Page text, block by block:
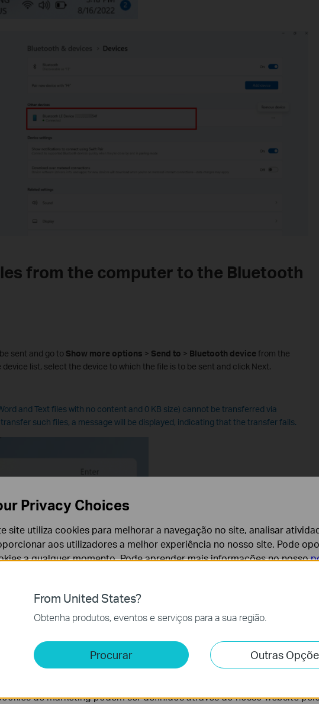
from the computer to the Bluetooth
sent and go to Show more options > Send to > Bluetooth devicefrom the
list, select the device to which the file is to be sent and click Next.
and Text files with no content and 0 KB size) cannot be transferred via
such files, a message will be displayed, indicating that the transfer fails.
From United States?
Obtenha produtos, eventos e serviços para a sua região.
Procurar Outras
Privacy Choices
site utiliza cookies para melhorar a navegação no site, analisar
aos utilizadores a melhor experiência no nosso site. Pode
a qualquer momento. Pode aprender mais informações no nosso
Básicos
cookies são necessários para o funcionamento do website e não
sistemas.
de Análise e Marketing
cookies de analise permite-nos analisar as suas atividades no nosso
a funcionalidade do nosso website.
de marketing podem ser definidos através do nosso website